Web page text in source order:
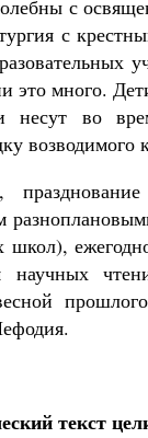
с
с
это много.
несут во
возводимого
школ),
научных
текст